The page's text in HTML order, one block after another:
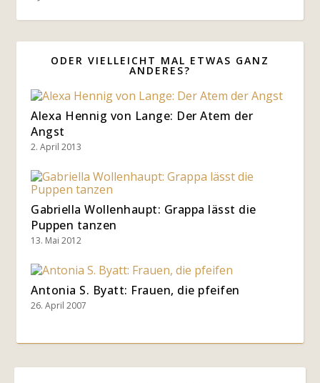
ODER VIELLEICHT MAL ETWAS GANZ
ANDERES?
Alexa Hennig von Lange: Der Atem der
Angst
2. April 2013
Gabriella Wollenhaupt: Grappa lässt die
Puppen tanzen
13. Mai 2012
Antonia S. Byatt: Frauen, die pfeifen
26. April 2007